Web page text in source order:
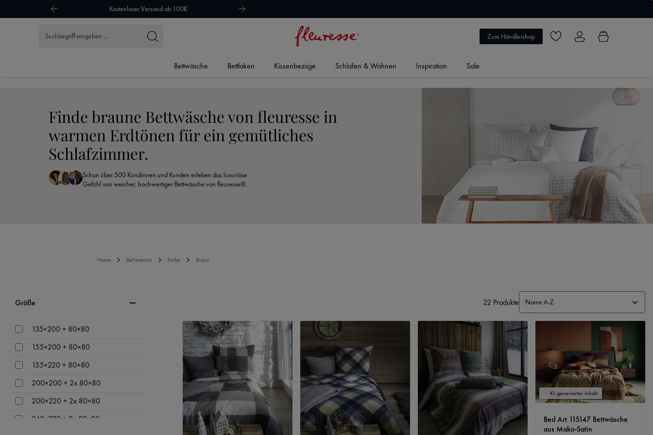
Hauptinhalt springen
Zur Suche springen
Zur Hauptnavigation springenKostenloser Versand ab 100€
Zum Händlershop Du hast 0 Produkte auf dem
Bettwäsche Bettlaken Kissenbezüge Schlafen & Wohnen Inspiration Sale
Finde braune Bettwäsche von fleuresse in
warmen Erdtönen für ein gemütliches
Schlafzimmer.
Schon über 500 Kundinnen und Kunden erleben das luxuriöse
Gefühl von weicher, hochwertiger Bettwäsche von fleuresse®.
Home Bettwäsche Farbe Braun
Größe
135×200 + 80×80
155×200 + 80×80
155×220 + 80×80
200×200 + 2x 80×80
200×220 + 2x 80×80
240×220 + 2x 80×80
22 Produkte
KI-generierter Inhalt.
Bed Art 115147 Bettwäsche
aus Mako-Satin